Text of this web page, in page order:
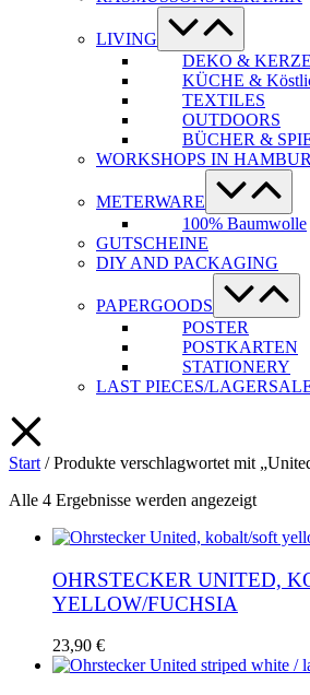
LIVING
Menü-
Schalter
DEKO &
KÜCHE &
TEXTILES
OUTDOORS
BÜCHER &
WORKSHOPS IN
METERWARE
Menü-
Schalter
100% Baumwolle
GUTSCHEINE
DIY AND PACKAGING
PAPERGOODS
Menü-
Schalter
POSTER
POSTKARTEN
STATIONERY
LAST PIECES/
Start / Produkte verschlagwortet mit
Alle 4 Ergebnisse werden angezeigtNach
sortiert
OHRSTECKER UNITED,
YELLOW/FUCHSIA
23,90 €